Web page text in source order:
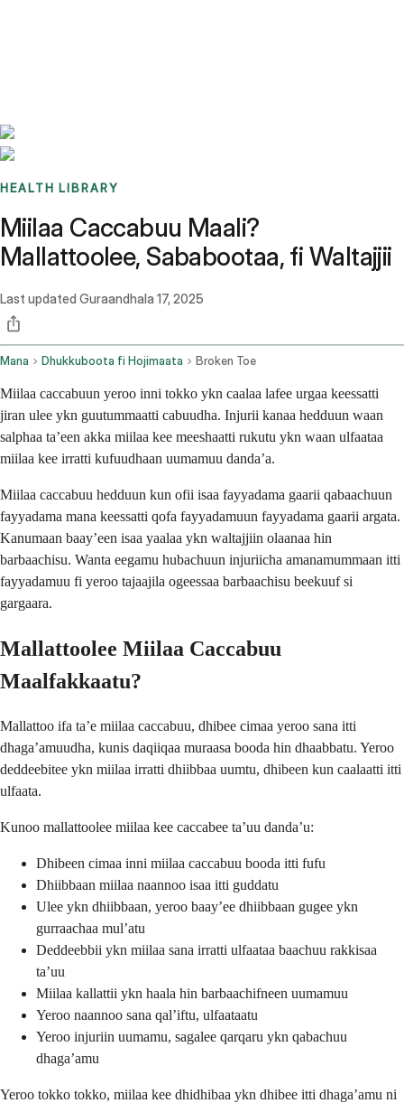
HEALTH LIBRARY
Miilaa Caccabuu Maali?
Mallattoolee, Sababootaa, fi Waltajjii
Last updated Guraandhala 17, 2025
Mana Dhukkuboota fi Hojimaata Broken Toe
Miilaa caccabuun yeroo inni tokko ykn caalaa lafee urgaa keessatti
jiran ulee ykn guutummaatti cabuudha. Injurii kanaa hedduun waan
salphaa ta’een akka miilaa kee meeshaatti rukutu ykn waan ulfaataa
miilaa kee irratti kufuudhaan uumamuu danda’a.
Miilaa caccabuu hedduun kun ofii isaa fayyadama gaarii qabaachuun
fayyadama mana keessatti qofa fayyadamuun fayyadama gaarii argata.
Kanumaan baay’een isaa yaalaa ykn waltajjiin olaanaa hin
barbaachisu. Wanta eegamu hubachuun injuriicha amanamummaan itti
fayyadamuu fi yeroo tajaajila ogeessaa barbaachisu beekuuf si
gargaara.
Mallattoolee Miilaa Caccabuu
Maalfakkaatu?
Mallattoo ifa ta’e miilaa caccabuu, dhibee cimaa yeroo sana itti
dhaga’amuudha, kunis daqiiqaa muraasa booda hin dhaabbatu. Yeroo
deddeebitee ykn miilaa irratti dhiibbaa uumtu, dhibeen kun caalaatti itti
ulfaata.
Kunoo mallattoolee miilaa kee caccabee ta’uu danda’u:
Dhibeen cimaa inni miilaa caccabuu booda itti fufu
Dhiibbaan miilaa naannoo isaa itti guddatu
Ulee ykn dhiibbaan, yeroo baay’ee dhiibbaan gugee ykn
gurraachaa mul’atu
Deddeebbii ykn miilaa sana irratti ulfaataa baachuu rakkisaa
ta’uu
Miilaa kallattii ykn haala hin barbaachifneen uumamuu
Yeroo naannoo sana qal’iftu, ulfaataatu
Yeroo injuriin uumamu, sagalee qarqaru ykn qabachuu
dhaga’amu
Yeroo tokko tokko, miilaa kee dhidhibaa ykn dhibee itti dhaga’amu ni